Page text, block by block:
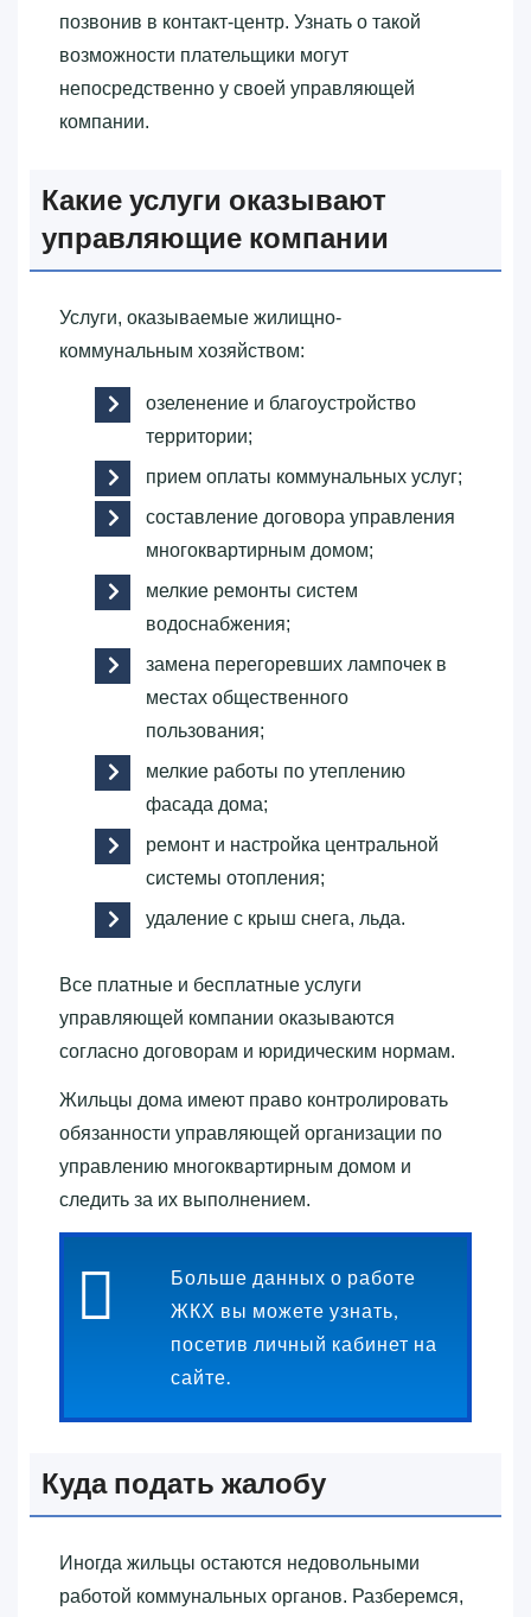
позвонив в контакт-центр. Узнать о такой
возможности плательщики могут
непосредственно у своей управляющей
компании.
Какие услуги оказывают
управляющие компании
Услуги, оказываемые жилищно-
коммунальным хозяйством:
озеленение и благоустройство
территории;
прием оплаты коммунальных услуг;
составление договора управления
многоквартирным домом;
мелкие ремонты систем
водоснабжения;
замена перегоревших лампочек в
местах общественного
пользования;
мелкие работы по утеплению
фасада дома;
ремонт и настройка центральной
системы отопления;
удаление с крыш снега, льда.
Все платные и бесплатные услуги
управляющей компании оказываются
согласно договорам и юридическим нормам.
Жильцы дома имеют право контролировать
обязанности управляющей организации по
управлению многоквартирным домом и
следить за их выполнением.
Больше данных о работе
ЖКХ вы можете узнать,
посетив личный кабинет на
сайте.
Куда подать жалобу
Иногда жильцы остаются недовольными
работой коммунальных органов. Разберемся,